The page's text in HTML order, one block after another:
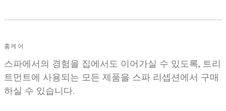
홈케어
스파에서의 경험을 집에서도 이어가실 수 있도록, 트리
트먼트에 사용되는 모든 제품을 스파 리셉션에서 구매
하실 수 있습니다.